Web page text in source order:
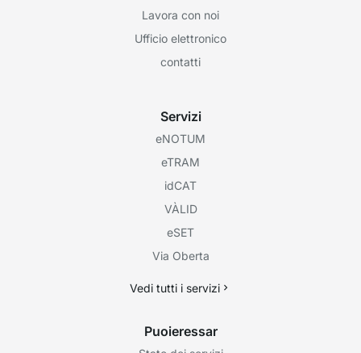
Lavora con noi
Ufficio elettronico
contatti
Servizi
eNOTUM
eTRAM
idCAT
VÀLID
eSET
Via Oberta
Vedi tutti i servizi
Puoieressar